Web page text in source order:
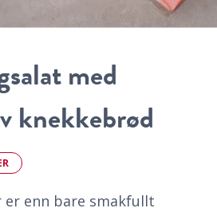
med
knekkebrød
er enn bare smakfullt